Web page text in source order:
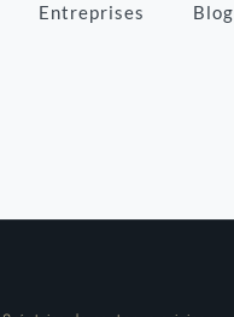
Entreprises Blog